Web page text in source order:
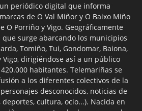
periódico digital que informa
de O Val Miñor y O Baixo Miño
O Porriño y Vigo. Geográficamente
surge abarcando los municipios
Tomiño, Tui, Gondomar, Baiona,
Vigo, dirigiéndose así a un público
habitantes. Telemariñas se
a los diferentes colectivos de la
desconocidos, noticias de
deportes, cultura, ocio...). Nacida en